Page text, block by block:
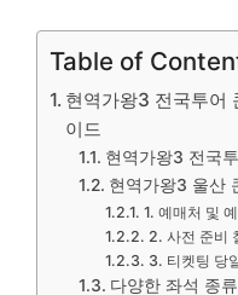
Table of
현역가왕3 전국투어
이드
현역가왕3 전국
현역가왕3 울산
1. 예매처 및
2. 사전 준비
3. 티켓팅 당
다양한 좌석 종